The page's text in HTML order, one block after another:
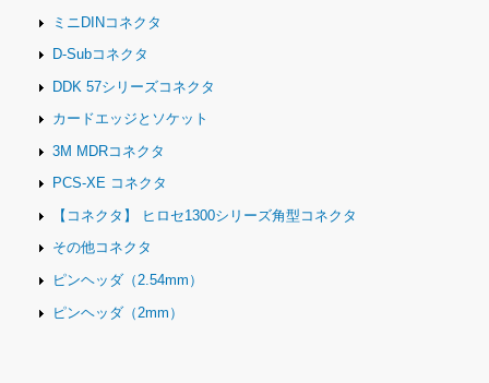
ミニDINコネクタ
D-Subコネクタ
DDK 57シリーズコネクタ
カードエッジとソケット
3M MDRコネクタ
PCS-XE コネクタ
【コネクタ】 ヒロセ1300シリーズ角型コネクタ
その他コネクタ
ピンヘッダ（2.54mm）
ピンヘッダ（2mm）